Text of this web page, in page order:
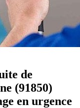
de
(91850)
en urgence